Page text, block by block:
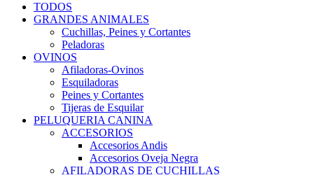
TODOS
GRANDES ANIMALES
Cuchillas, Peines y Cortantes
Peladoras
OVINOS
Afiladoras-Ovinos
Esquiladoras
Peines y Cortantes
Tijeras de Esquilar
PELUQUERIA CANINA
ACCESORIOS
Accesorios Andis
Accesorios Oveja Negra
AFILADORAS DE CUCHILLAS